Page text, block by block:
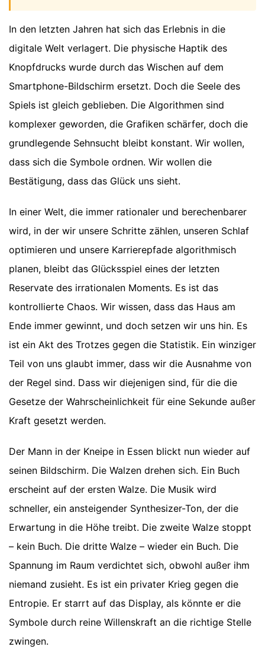
In den letzten Jahren hat sich das Erlebnis in die
digitale Welt verlagert. Die physische Haptik des
Knopfdrucks wurde durch das Wischen auf dem
Smartphone-Bildschirm ersetzt. Doch die Seele des
Spiels ist gleich geblieben. Die Algorithmen sind
komplexer geworden, die Grafiken schärfer, doch die
grundlegende Sehnsucht bleibt konstant. Wir wollen,
dass sich die Symbole ordnen. Wir wollen die
Bestätigung, dass das Glück uns sieht.
In einer Welt, die immer rationaler und berechenbarer
wird, in der wir unsere Schritte zählen, unseren Schlaf
optimieren und unsere Karrierepfade algorithmisch
planen, bleibt das Glücksspiel eines der letzten
Reservate des irrationalen Moments. Es ist das
kontrollierte Chaos. Wir wissen, dass das Haus am
Ende immer gewinnt, und doch setzen wir uns hin. Es
ist ein Akt des Trotzes gegen die Statistik. Ein winziger
Teil von uns glaubt immer, dass wir die Ausnahme von
der Regel sind. Dass wir diejenigen sind, für die die
Gesetze der Wahrscheinlichkeit für eine Sekunde außer
Kraft gesetzt werden.
Der Mann in der Kneipe in Essen blickt nun wieder auf
seinen Bildschirm. Die Walzen drehen sich. Ein Buch
erscheint auf der ersten Walze. Die Musik wird
schneller, ein ansteigender Synthesizer-Ton, der die
Erwartung in die Höhe treibt. Die zweite Walze stoppt
– kein Buch. Die dritte Walze – wieder ein Buch. Die
Spannung im Raum verdichtet sich, obwohl außer ihm
niemand zusieht. Es ist ein privater Krieg gegen die
Entropie. Er starrt auf das Display, als könnte er die
Symbole durch reine Willenskraft an die richtige Stelle
zwingen.